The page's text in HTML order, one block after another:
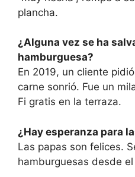
plancha.
¿Alguna vez se ha
hamburguesa?
En 2019, un cliente
carne sonrió. Fue un
Fi gratis en la terraza.
¿Hay esperanza para
Las papas son felices.
hamburguesas desde